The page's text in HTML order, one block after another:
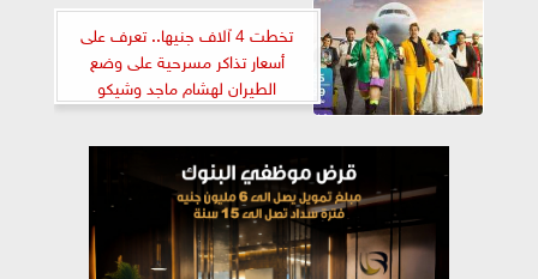
تخطت 4 آلاف جنيها.. تعرف على
أسعار تذاكر مسرحية على وضع
الطيران لهشام ماجد وشيكو